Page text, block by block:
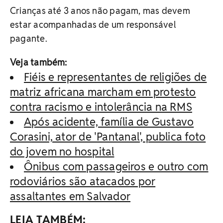
Crianças até 3 anos não pagam, mas devem
estar acompanhadas de um responsável
pagante.
Veja também:
Fiéis e representantes de religiões de
matriz africana marcham em protesto
contra racismo e intolerância na RMS
Após acidente, família de Gustavo
Corasini, ator de 'Pantanal', publica foto
do jovem no hospital
Ônibus com passageiros e outro com
rodoviários são atacados por
assaltantes em Salvador
LEIA TAMBÉM: